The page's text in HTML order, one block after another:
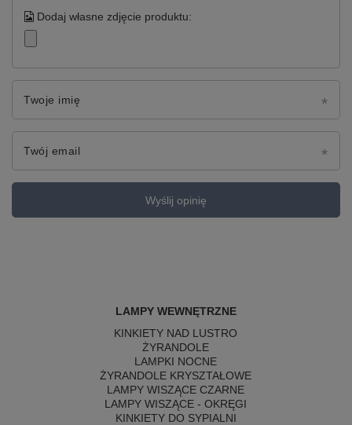
Dodaj własne zdjęcie produktu:
Twoje imię
Twój email
Wyślij opinię
LAMPY WEWNĘTRZNE
KINKIETY NAD LUSTRO
ŻYRANDOLE
LAMPKI NOCNE
ŻYRANDOLE KRYSZTAŁOWE
LAMPY WISZĄCE CZARNE
LAMPY WISZĄCE - OKRĘGI
KINKIETY DO SYPIALNI